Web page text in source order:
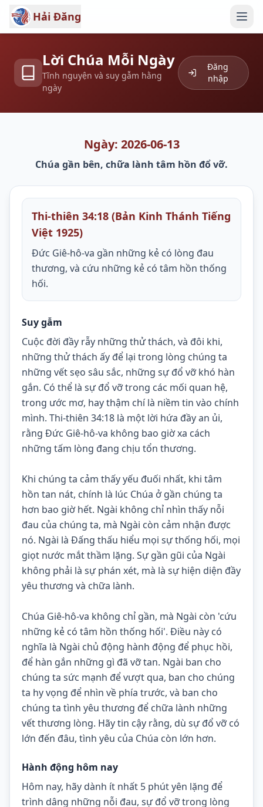
Hải Đăng
Lời Chúa Mỗi Ngày
Tĩnh nguyện và suy gẫm hằng
ngày
Đăng
nhập
Ngày: 2026-06-13
Chúa gần bên, chữa lành tâm hồn đổ vỡ.
Thi-thiên 34:18 (Bản Kinh Thánh Tiếng
Việt 1925)
Đức Giê-hô-va gần những kẻ có lòng đau
thương, và cứu những kẻ có tâm hồn thống
hối.
Suy gẫm
Cuộc đời đầy rẫy những thử thách, và đôi khi,
những thử thách ấy để lại trong lòng chúng ta
những vết sẹo sâu sắc, những sự đổ vỡ khó hàn
gắn. Có thể là sự đổ vỡ trong các mối quan hệ,
trong ước mơ, hay thậm chí là niềm tin vào chính
mình. Thi-thiên 34:18 là một lời hứa đầy an ủi,
rằng Đức Giê-hô-va không bao giờ xa cách
những tấm lòng đang chịu tổn thương.
Khi chúng ta cảm thấy yếu đuối nhất, khi tâm
hồn tan nát, chính là lúc Chúa ở gần chúng ta
hơn bao giờ hết. Ngài không chỉ nhìn thấy nỗi
đau của chúng ta, mà Ngài còn cảm nhận được
nó. Ngài là Đấng thấu hiểu mọi sự thống hối, mọi
giọt nước mắt thầm lặng. Sự gần gũi của Ngài
không phải là sự phán xét, mà là sự hiện diện đầy
yêu thương và chữa lành.
Chúa Giê-hô-va không chỉ gần, mà Ngài còn 'cứu
những kẻ có tâm hồn thống hối'. Điều này có
nghĩa là Ngài chủ động hành động để phục hồi,
để hàn gắn những gì đã vỡ tan. Ngài ban cho
chúng ta sức mạnh để vượt qua, ban cho chúng
ta hy vọng để nhìn về phía trước, và ban cho
chúng ta tình yêu thương để chữa lành những
vết thương lòng. Hãy tin cậy rằng, dù sự đổ vỡ có
lớn đến đâu, tình yêu của Chúa còn lớn hơn.
Hành động hôm nay
Hôm nay, hãy dành ít nhất 5 phút yên lặng để
trình dâng những nỗi đau, sự đổ vỡ trong lòng